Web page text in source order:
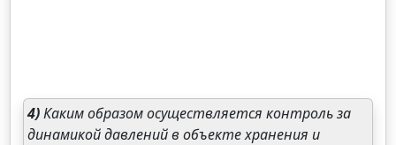
4)Каким образом осуществляется контроль за
динамикой давлений в объекте хранения и